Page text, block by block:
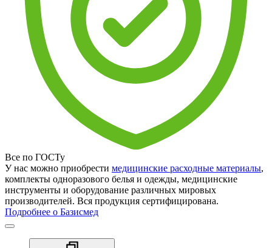
Все по ГОСТу
У нас можно приобрести медицинские расходные материалы,
комплекты одноразового белья и одежды, медицинские
инструменты и оборудование различных мировых
производителей. Вся продукция сертифицирована.
Подробнее о Базисмед